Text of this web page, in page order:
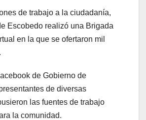
de trabajo a la ciudadanía,
Escobedo realizó una Brigada
en la que se ofertaron mil
de Gobierno de
de diversas
las fuentes de trabajo
la comunidad.